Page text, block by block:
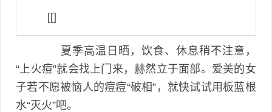
[[]
夏季高温日晒，饮食、休息稍不注意，
“上火痘”就会找上门来，赫然立于面部。爱美的女
子若不愿被恼人的痘痘“破相”，就快试试用板蓝根
水“灭火”吧。